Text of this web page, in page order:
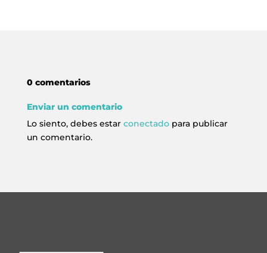
0 comentarios
Enviar un comentario
Lo siento, debes estar conectadopara publicar
un comentario.